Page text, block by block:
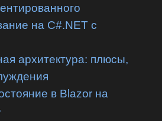
на C#.NET с
архитектура: плюсы,
в Blazor на